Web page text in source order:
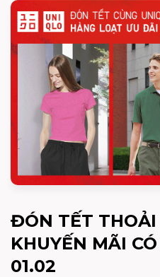
ĐÓN TẾT THOẢI
KHUYẾN MÃI
01.02